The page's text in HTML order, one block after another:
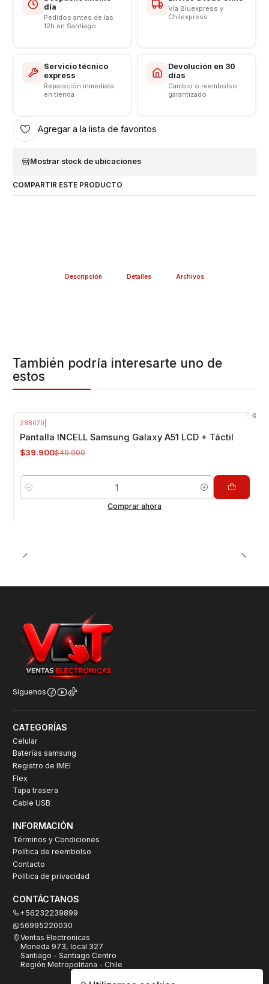
PANTALLA DISPONIBLE SOLO EN COLOR BLANCO
día
Pedidos antes de las
12h en Santiago
Vía Bluexpress y
Chilexpress
Servicio técnico
express
Reparación inmediata
en tienda
Devolución en 30
días
Cambio o reembolso
garantizado
Agregar a la lista de favoritos
Mostrar stock de ubicaciones
COMPARTIR ESTE PRODUCTO
Descripción Detalles Archivos
También podría interesarte uno de
estos
288070
Pantalla INCELL Samsung Galaxy A51 LCD + Táctil
$39.900$49.900
Cantidad
Comprar ahora
Síguenos
CATEGORÍAS
Celular
Baterías samsung
Registro de IMEI
Flex
Tapa trasera
Cable USB
INFORMACIÓN
Términos y Condiciones
Política de reembolso
Contacto
Política de privacidad
CONTÁCTANOS
+56232239899
56995220030
Ventas Electronicas
Moneda 973, local 327
Santiago - Santiago Centro
Región Metropolitana - Chile